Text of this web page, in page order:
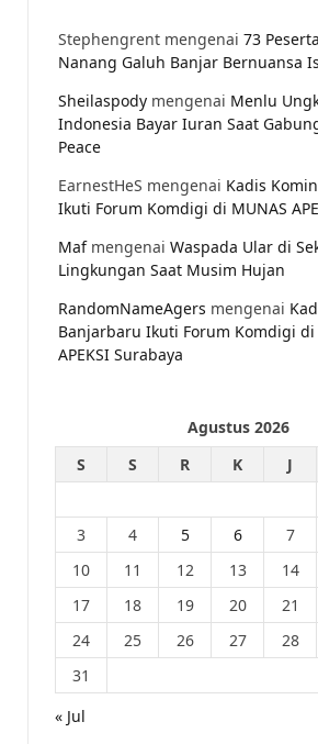
Stephengrent mengenai 73
Nanang Galuh Banjar Bernuansa
Sheilaspody mengenai Menlu
Indonesia Bayar Iuran Saat
Peace
EarnestHeS mengenai Kadis
Ikuti Forum Komdigi di MUNAS
Mafmengenai Waspada Ular di
Lingkungan Saat Musim Hujan
RandomNameAgers mengenai
Banjarbaru Ikuti Forum Komdigi di
APEKSI Surabaya
Agustus 2026
S
S R K J
3
4 5 6 7
10
11 12 13 14
17
18 19 20 21
24
25 26 27 28
31
« Jul